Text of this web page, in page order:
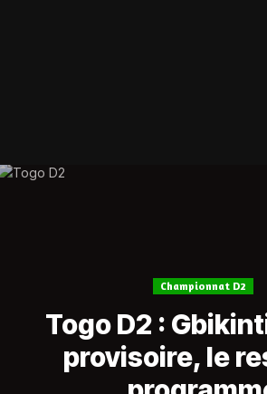
Championnat D2
Togo D2 :
provisoire, le